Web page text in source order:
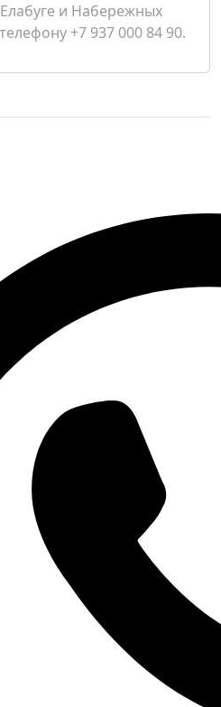
и Набережных
+7 937 000 84 90.